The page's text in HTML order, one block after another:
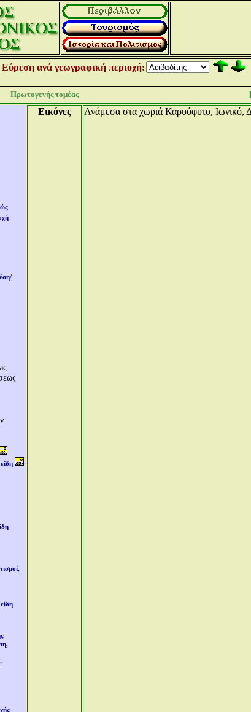
Εύρεση ανά γεωγραφική περιοχή:
Πρωτογενής τομέας
Εικόνες Ανάμεσα στα χωριά Καρυόφυτο, Ιωνικό,